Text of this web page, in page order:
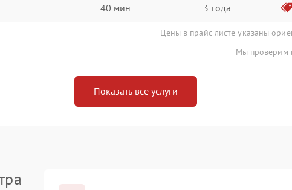
40 мин 3 года
Цены в прайс-листе указаны
Мы проверим
Показать все услуги